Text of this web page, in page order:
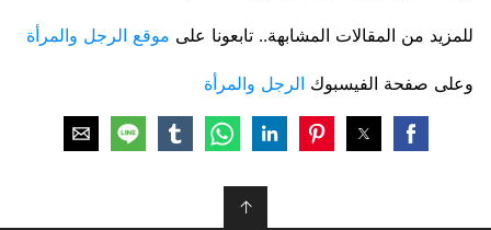
للمزيد من المقالات المشابهة.. تابعونا على موقع الرجل والمرأة
وعلى صفحة الفيسبوك الرجل والمرأة
↑